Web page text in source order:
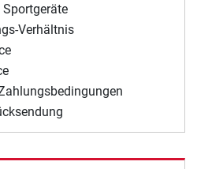
Verhältnis